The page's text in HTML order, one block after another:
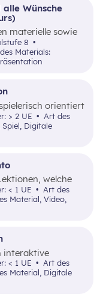
Wünsche
materielle sowie
von
dabei
in Form
7, Schulstufe 8
orientiert
wichtiges
und wie sich
> 2 UE
Digitale
werden
sowie Vor-
erarbeitet.
welche
werden den
zu den
und dem Nutzen
< 1 UE
Material, Video,
interaktive
den damit
< 1 UE
Art des
Material, Digitale